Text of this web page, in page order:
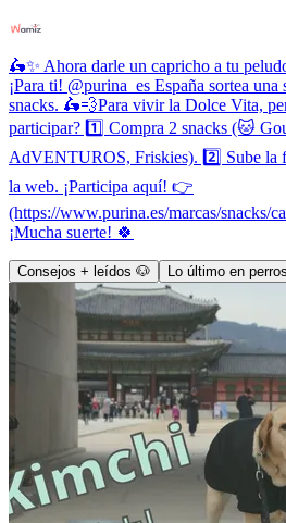
🛵✨ Ahora darle un capricho a tu
¡Para ti! @purina_es España sortea
snacks. 🛵💨Para vivir la Dolce Vita,
participar? 1️⃣ Compra 2 snacks (🐱
AdVENTUROS, Friskies). 2️⃣ Sube la
la web. ¡Participa aquí! 👉
(https://www.purina.es/marcas/snacks/
¡Mucha suerte! 🍀
Consejos + leídos 🐶 Lo último en perros